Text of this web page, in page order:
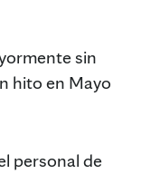
sin
hito en Mayo
personal de